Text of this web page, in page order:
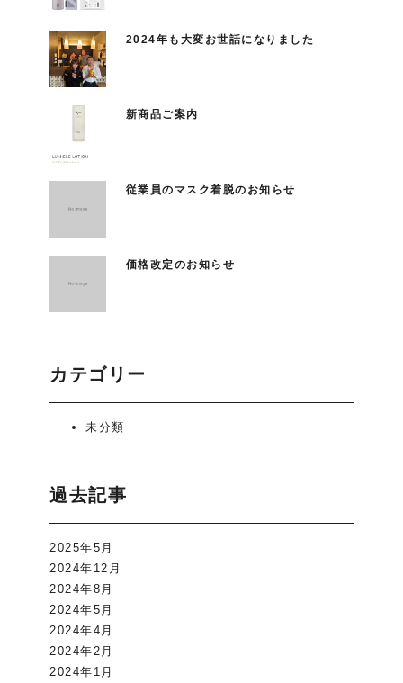
2024年も大変お世話になりました
新商品ご案内
従業員のマスク着脱のお知らせ
価格改定のお知らせ
カテゴリー
未分類
過去記事
2025年5月
2024年12月
2024年8月
2024年5月
2024年4月
2024年2月
2024年1月